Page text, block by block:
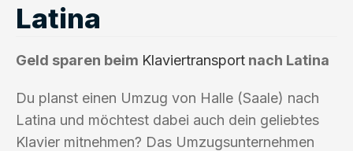
Latina
Geld sparen beim Klaviertransport nach Latina
Du planst einen Umzug von Halle (Saale) nach
Latina und möchtest dabei auch dein geliebtes
Klavier mitnehmen? Das Umzugsunternehmen